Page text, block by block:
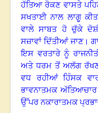
ਹੱਤਿਆ ਰੋਕਣ ਵਾਸਤੇ
ਸਖਤਾਈ ਨਾਲ ਲਾਗੂ
ਵਾਲੇ ਸਾਬਤ ਹੋ ਚੁੱਕੇ
ਸਜ਼ਾਵਾਂ ਦਿੱਤੀਆਂ ਜਾਣ।
ਇਸ ਵਰਤਾਰੇ ਨੂੰ
ਅਤੇ ਧਰਮ ਤੋਂ ਅਲੱਗ
ਵਧ ਰਹੀਆਂ ਹਿੰਸਕ
ਭਾਵਨਾਤਮਕ
ਉੱਪਰ ਨਕਾਰਾਤਮਕ